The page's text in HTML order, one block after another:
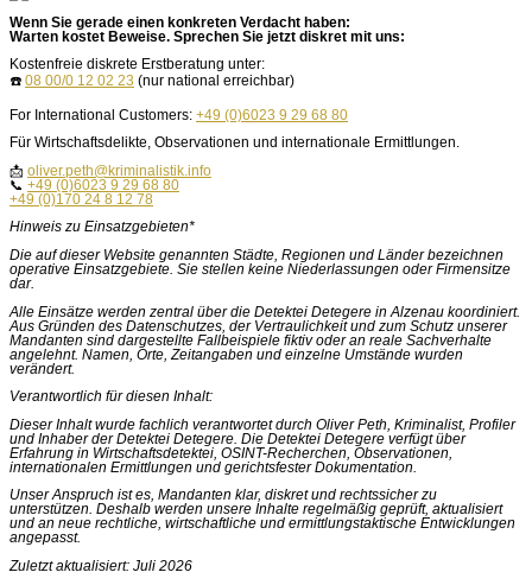
Wenn Sie gerade einen konkreten Verdacht haben:
Warten kostet Beweise. Sprechen Sie jetzt diskret mit uns:
Kostenfreie diskrete Erstberatung unter:
☎️ 08 00/0 12 02 23 (nur national erreichbar)
For International Customers: +49 (0)6023 9 29 68 80
Für Wirtschaftsdelikte, Observationen und internationale Ermittlungen.
📩 oliver.peth@kriminalistik.info
📞 +49 (0)6023 9 29 68 80
+49 (0)170 24 8 12 78
Hinweis zu Einsatzgebieten*
Die auf dieser Website genannten Städte, Regionen und Länder bezeichnen
operative Einsatzgebiete. Sie stellen keine Niederlassungen oder Firmensitze
dar.
Alle Einsätze werden zentral über die Detektei Detegere in Alzenau koordiniert.
Aus Gründen des Datenschutzes, der Vertraulichkeit und zum Schutz unserer
Mandanten sind dargestellte Fallbeispiele fiktiv oder an reale Sachverhalte
angelehnt. Namen, Orte, Zeitangaben und einzelne Umstände wurden
verändert.
Verantwortlich für diesen Inhalt:
Dieser Inhalt wurde fachlich verantwortet durch Oliver Peth, Kriminalist, Profiler
und Inhaber der Detektei Detegere. Die Detektei Detegere verfügt über
Erfahrung in Wirtschaftsdetektei, OSINT-Recherchen, Observationen,
internationalen Ermittlungen und gerichtsfester Dokumentation.
Unser Anspruch ist es, Mandanten klar, diskret und rechtssicher zu
unterstützen. Deshalb werden unsere Inhalte regelmäßig geprüft, aktualisiert
und an neue rechtliche, wirtschaftliche und ermittlungstaktische Entwicklungen
angepasst.
Zuletzt aktualisiert: Juli 2026